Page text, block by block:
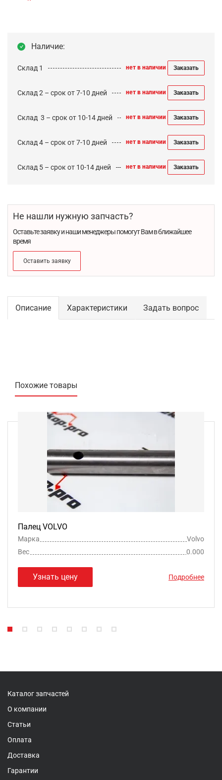
Наличие:
Склад 1 нет в наличии Заказать
Склад 2 – срок от 7-10 дней нет в наличии Заказать
Cклад 3 – срок от 10-14 дней нет в наличии Заказать
Склад 4 – срок от 7-10 дней нет в наличии Заказать
Склад 5 – срок от 10-14 дней нет в наличии Заказать
Не нашли нужную запчасть?
Оставьте заявку и наши менеджеры помогут Вам в ближайшее
время
Оставить заявку
Описание Характеристики Задать вопрос
Похожие товары
Палец VOLVO
Марка
Volvo
Вес
0.000
Узнать цену Подробнее
Каталог запчастей
О компании
Статьи
Оплата
Доставка
Гарантии